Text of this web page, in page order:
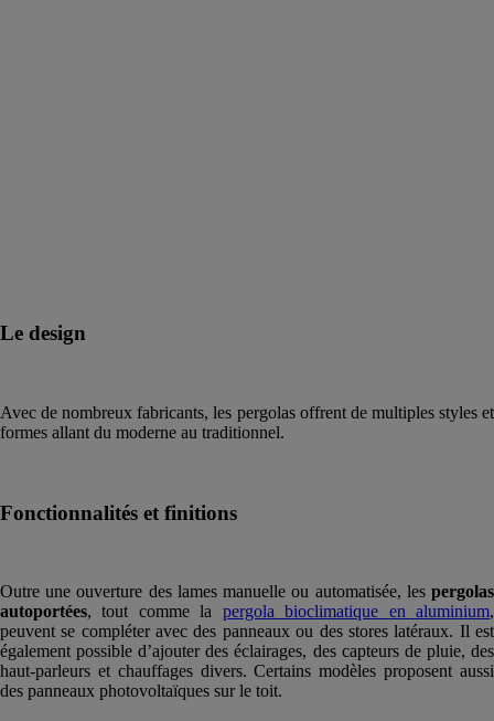
Le design
Avec de nombreux fabricants, les pergolas offrent de multiples styles et
formes allant du moderne au traditionnel.
Fonctionnalités et finitions
Outre une ouverture des lames manuelle ou automatisée, les pergolas
autoportées, tout comme la pergola bioclimatique en aluminium,
peuvent se compléter avec des panneaux ou des stores latéraux. Il est
également possible d’ajouter des éclairages, des capteurs de pluie, des
haut-parleurs et chauffages divers. Certains modèles proposent aussi
des panneaux photovoltaïques sur le toit.